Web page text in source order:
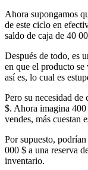
Ahora supongamos
de este ciclo en
saldo de caja de 40
Después de todo, es
en que el producto
así es, lo cual es
Pero su necesidad
$. Ahora imagina 400
vendes, más cuestan
Por supuesto,
000 $ a una reserva
inventario.